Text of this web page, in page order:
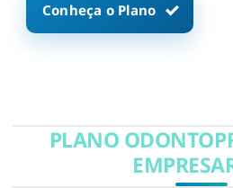
Conheça o Plano
PLANO